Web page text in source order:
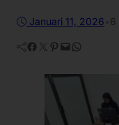
Januari 11, 2026 6
Facebook Twitter Pinterest Mail WhatsApp